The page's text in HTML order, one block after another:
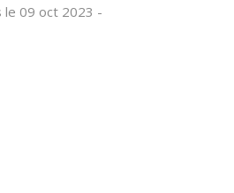
le 09 oct 2023 -